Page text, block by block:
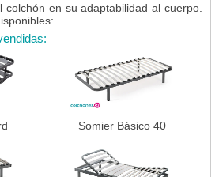
colchón en su adaptabilidad al cuerpo.
Somier Básico 40